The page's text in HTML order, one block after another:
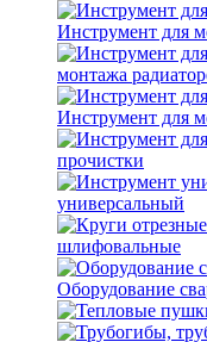
Инструмент для
монтажа
Инструмент для
прочистки
универсальный
шлифовальные
Оборудование